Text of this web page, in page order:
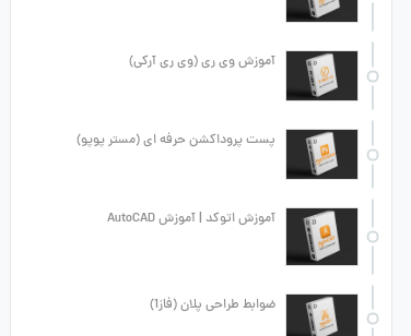
آموزش وی ری (وی ری آرکی)
پست پروداکشن حرفه ای (مستر پوپو)
آموزش اتوکد | آموزش AutoCAD
ضوابط طراحی پلان (فاز1)